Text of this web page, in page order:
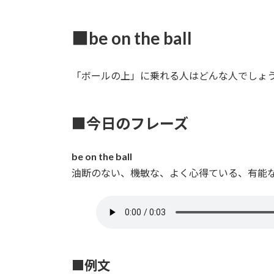
■be on the ball
「ボールの上」に乗れる人はどんな人でしょ
■今日のフレーズ
be on the ball
油断のない、機敏な、よく心得ている、有能
■例文